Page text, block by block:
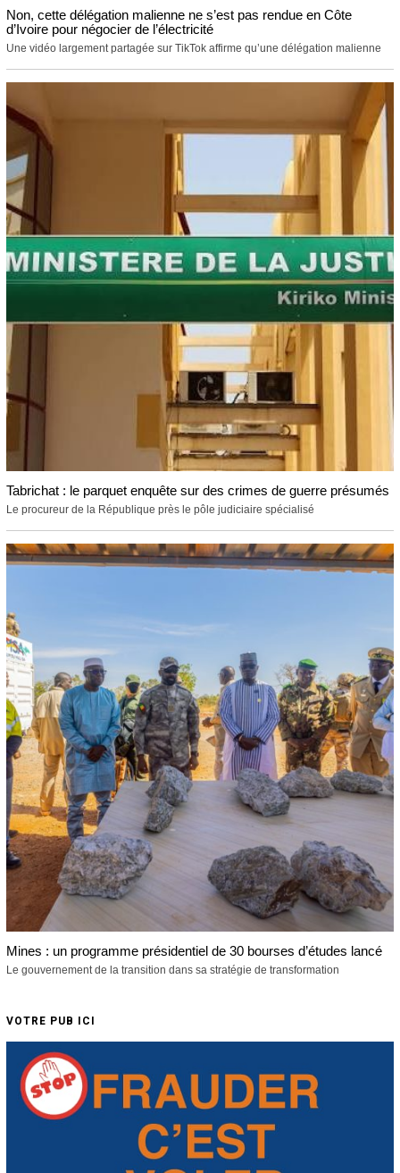
Non, cette délégation malienne ne s’est pas rendue en Côte
d’Ivoire pour négocier de l’électricité
Une vidéo largement partagée sur TikTok affirme qu’une délégation malienne
Tabrichat : le parquet enquête sur des crimes de guerre présumés
Le procureur de la République près le pôle judiciaire spécialisé
Mines : un programme présidentiel de 30 bourses d’études lancé
Le gouvernement de la transition dans sa stratégie de transformation
VOTRE PUB ICI